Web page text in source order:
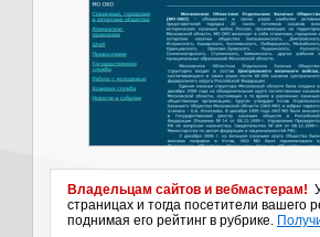
Владельцам сайтов и вебмастерам!
страницах и тогда посетители вашего
поднимая его рейтинг в рубрике.